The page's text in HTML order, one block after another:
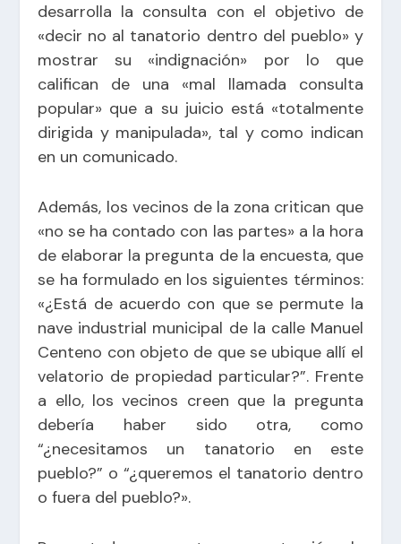
desarrolla la consulta con el objetivo de
«decir no al tanatorio dentro del pueblo» y
mostrar su «indignación» por lo que
califican de una «mal llamada consulta
popular» que a su juicio está «totalmente
dirigida y manipulada», tal y como indican
en un comunicado.
Además, los vecinos de la zona critican que
«no se ha contado con las partes» a la hora
de elaborar la pregunta de la encuesta, que
se ha formulado en los siguientes términos:
«¿Está de acuerdo con que se permute la
nave industrial municipal de la calle Manuel
Centeno con objeto de que se ubique allí el
velatorio de propiedad particular?”. Frente
a ello, los vecinos creen que la pregunta
debería haber sido otra, como
“¿necesitamos un tanatorio en este
pueblo?” o “¿queremos el tanatorio dentro
o fuera del pueblo?».